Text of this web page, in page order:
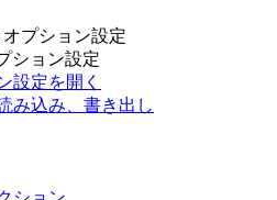
プション設定
ション設定
設定を開く
み込み、書き出し